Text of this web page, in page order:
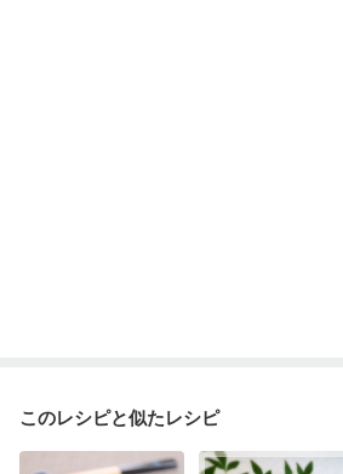
このレシピと似たレシピ